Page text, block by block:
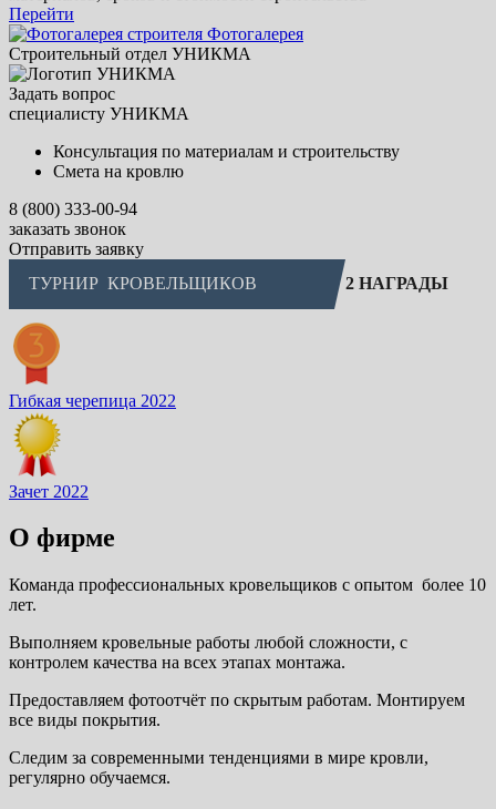
Перейти
Фотогалерея
Строительный отдел УНИКМА
Задать вопрос
специалисту УНИКМА
Консультация по материалам и строительству
Смета на кровлю
8 (800) 333-00-94
заказать звонок
Отправить заявку
ТУРНИР КРОВЕЛЬЩИКОВ 2 НАГРАДЫ
Гибкая черепица 2022
Зачет 2022
О фирме
Команда профессиональных кровельщиков с опытом более 10
лет.
Выполняем кровельные работы любой сложности, с
контролем качества на всех этапах монтажа.
Предоставляем фотоотчёт по скрытым работам. Монтируем
все виды покрытия.
Следим за современными тенденциями в мире кровли,
регулярно обучаемся.